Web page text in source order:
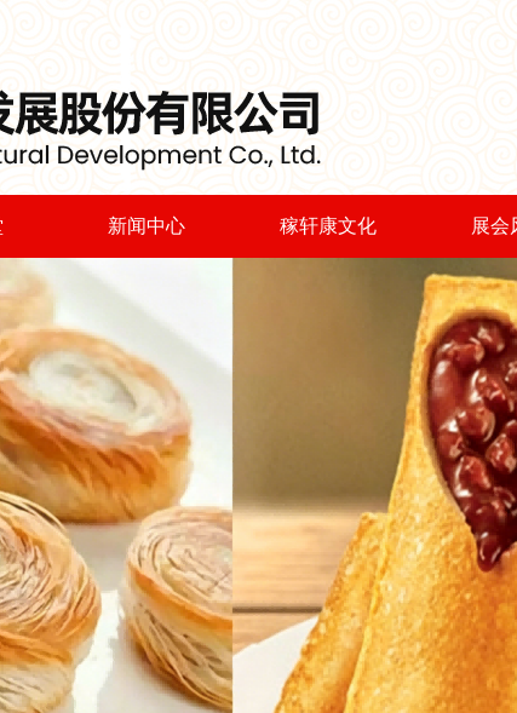
新闻中心
爱心捐献
视频连线
最新公告
稼轩康文化 展会
展会